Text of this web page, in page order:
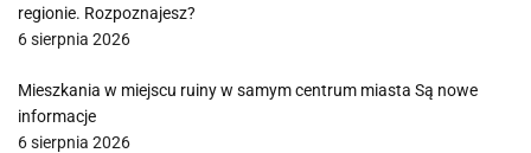
regionie. Rozpoznajesz?
6 sierpnia 2026
Mieszkania w miejscu ruiny w samym centrum miasta Są nowe
informacje
6 sierpnia 2026